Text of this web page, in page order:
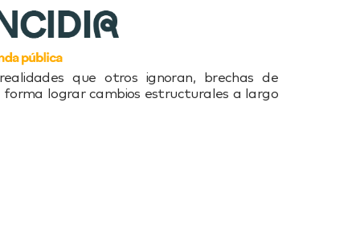
que otros ignoran, brechas de
forma lograr cambios estructurales a largo